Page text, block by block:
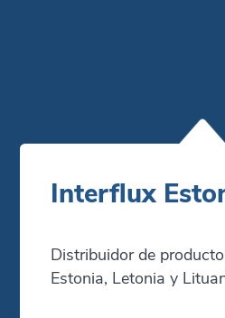
Interflux
Distribuidor de
Estonia, Letonia y